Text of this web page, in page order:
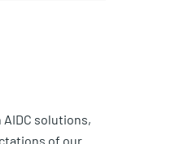
solutions,
of our